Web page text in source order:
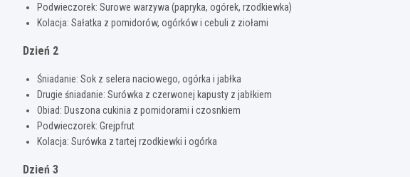
Podwieczorek: Surowe warzywa (papryka, ogórek, rzodkiewka)
Kolacja: Sałatka z pomidorów, ogórków i cebuli z ziołami
Dzień 2
Śniadanie: Sok z selera naciowego, ogórka i jabłka
Drugie śniadanie: Surówka z czerwonej kapusty z jabłkiem
Obiad: Duszona cukinia z pomidorami i czosnkiem
Podwieczorek: Grejpfrut
Kolacja: Surówka z tartej rzodkiewki i ogórka
Dzień 3